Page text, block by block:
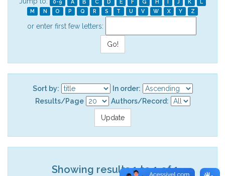
0-9 A B C D E F G H I J K
L
M
N O P Q R S T U V W X Y Z
or enter first few letters:
Sort by:
In order:
Results/Page
Authors/Record:
Showing results 1 to 1 of 1